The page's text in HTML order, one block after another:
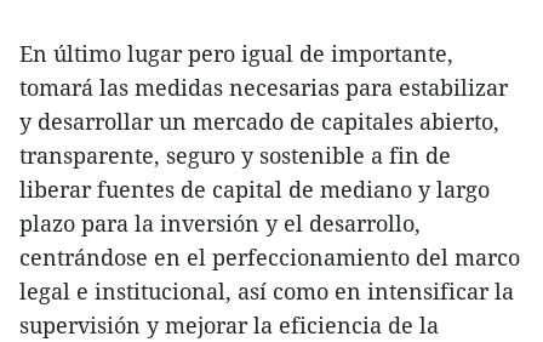
En último lugar pero igual de importante,
tomará las medidas necesarias para estabilizar
y desarrollar un mercado de capitales abierto,
transparente, seguro y sostenible a fin de
liberar fuentes de capital de mediano y largo
plazo para la inversión y el desarrollo,
centrándose en el perfeccionamiento del marco
legal e institucional, así como en intensificar la
supervisión y mejorar la eficiencia de la